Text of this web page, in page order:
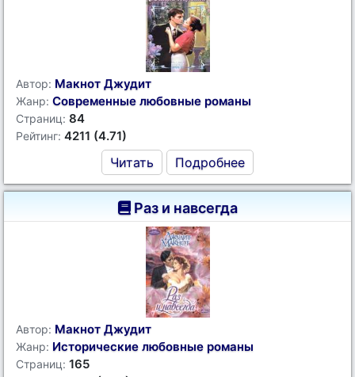
Автор: Макнот Джудит
Жанр: Современные любовные романы
Страниц: 84
Рейтинг: 4211 (4.71)
Читать Подробнее
Раз и навсегда
Автор: Макнот Джудит
Жанр: Исторические любовные романы
Страниц: 165